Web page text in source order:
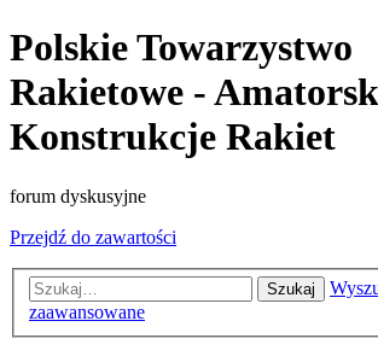
Polskie Towarzystwo
Rakietowe -
Konstrukcje Rakiet
forum dyskusyjne
Przejdź do zawartości
Szukaj
zaawansowane